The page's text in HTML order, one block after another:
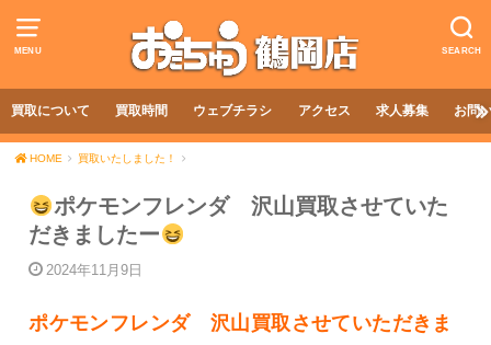
MENU SEARCH
買取について 買取時間 ウェブチラシ アクセス 求人募集 お問
HOME 買取いたしました！
ポケモンフレンダ 沢山買取させていた
だきましたー
2024年11月9日
ポケモンフレンダ 沢山買取させていただきま